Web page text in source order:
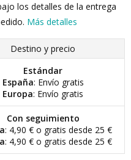
los detalles de la entrega
Más detalles
Destino y precio
Estándar
España: Envío gratis
Europa: Envío gratis
Con seguimiento
: 4,90 € o gratis desde 25 €
: 4,90 € o gratis desde 25 €